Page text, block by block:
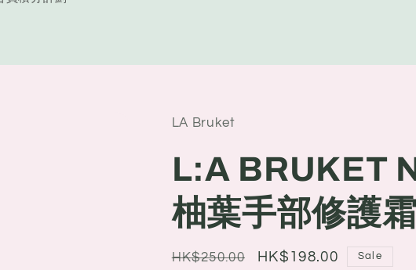
i
o
n
LA Bruket
L:A BRUKET
柚葉手部修護
Regular
HK$250.00
Sale
HK$198.00 Sale